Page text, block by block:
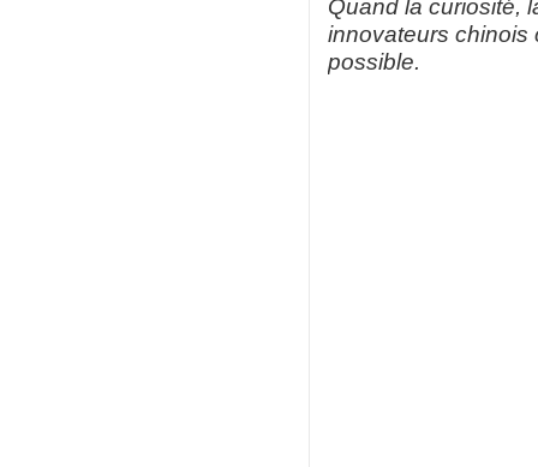
Quand la curiosité,
innovateurs chinois
possible.